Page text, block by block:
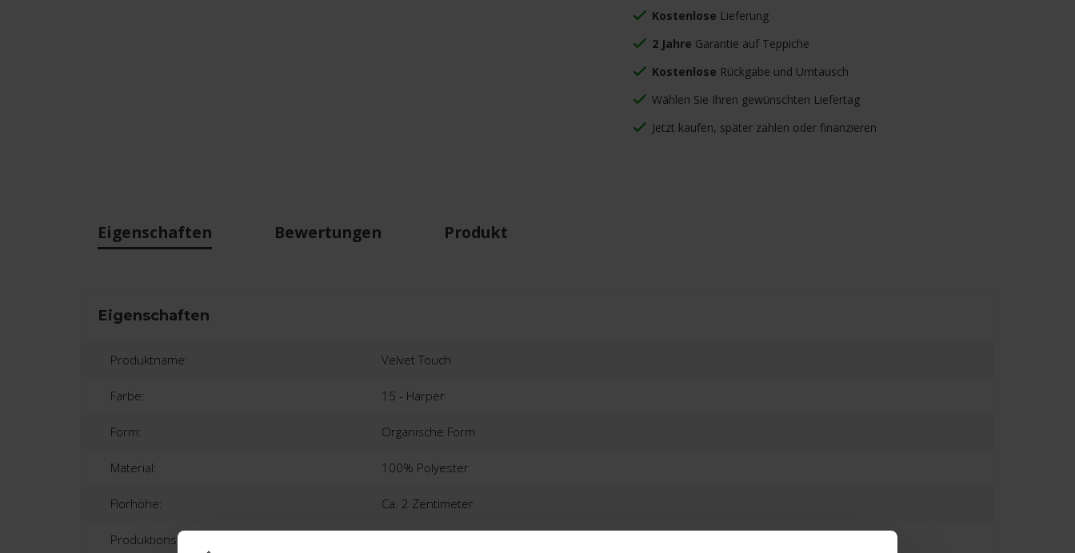
Kostenlose Lieferung
2 Jahre Garantie auf Teppiche
Kostenlose Rückgabe und Umtausch
Wählen Sie Ihren gewünschten Liefertag
Jetzt kaufen, später zahlen oder finanzieren
Eigenschaften Bewertungen Produkt
Eigenschaften
Produktname: Velvet Touch
Farbe: 15 - Harper
Form: Organische Form
Material: 100% Polyester
Florhöhe: Ca. 2 Zentimeter
Produktionstechnik: